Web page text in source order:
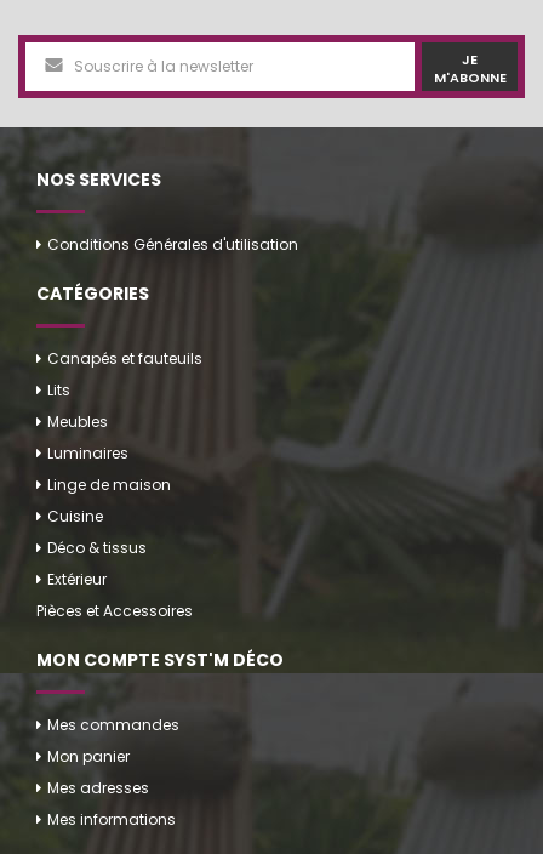
JE
M'ABONNE
NOS SERVICES
Conditions Générales d'utilisation
CATÉGORIES
Canapés et fauteuils
Lits
Meubles
Luminaires
Linge de maison
Cuisine
Déco & tissus
Extérieur
Pièces et Accessoires
MON COMPTE SYST'M DÉCO
Mes commandes
Mon panier
Mes adresses
Mes informations